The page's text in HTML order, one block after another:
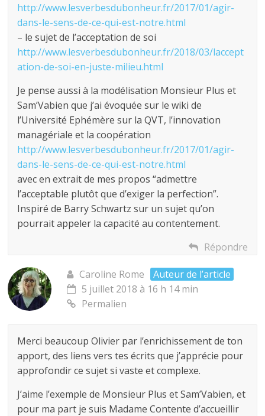
http://www.lesverbesdubonheur.fr/2017/01/agir-
dans-le-sens-de-ce-qui-est-notre.html
– le sujet de l’acceptation de soi
http://www.lesverbesdubonheur.fr/2018/03/laccept
ation-de-soi-en-juste-milieu.html
Je pense aussi à la modélisation Monsieur Plus et
Sam’Vabien que j’ai évoquée sur le wiki de
l’Université Ephémère sur la QVT, l’innovation
managériale et la coopération
http://www.lesverbesdubonheur.fr/2017/01/agir-
dans-le-sens-de-ce-qui-est-notre.html
avec en extrait de mes propos “admettre
l’acceptable plutôt que d’exiger la perfection”.
Inspiré de Barry Schwartz sur un sujet qu’on
pourrait appeler la capacité au contentement.
Répondre
Caroline Rome
Auteur de l’article
5 juillet 2018 à 16 h 14 min
Permalien
Merci beaucoup Olivier par l’enrichissement de ton
apport, des liens vers tes écrits que j’apprécie pour
approfondir ce sujet si vaste et complexe.
J’aime l’exemple de Monsieur Plus et Sam’Vabien, et
pour ma part je suis Madame Contente d’accueillir